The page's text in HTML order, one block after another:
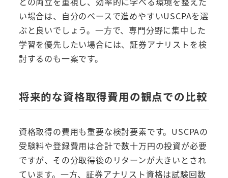
い場合は、自分のペースで進めやすいUSCPAを選
ぶと良いでしょう。一方で、専門分野に集中した
学習を優先したい場合には、証券アナリストを検
討するのも一案です。
将来的な資格取得費用の観点での比較
資格取得の費用も重要な検討要素です。USCPAの
受験料や登録費用は合計で数十万円の投資が必要
ですが、その分取得後のリターンが大きいとされ
ています。一方、証券アナリスト資格は試験回数